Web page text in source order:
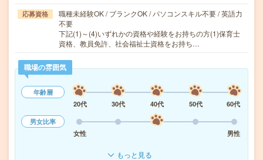
応募資格
職種未経験OK / ブランクOK / パソコンスキル不要 / 英語力
不要
下記(1)～(4)いずれかの資格や経験をお持ちの方(1)保育士
資格、教員免許、社会福祉士資格をお持ち…
職場の雰囲気
年齢層
20代
30代 40代 50代
60代
男女比率
女性
男性
もっと見る